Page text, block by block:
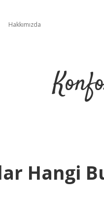
Hakkımızda
Hangi